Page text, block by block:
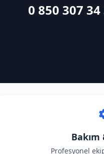
0 850 307 34
Bakım
Profesyonel